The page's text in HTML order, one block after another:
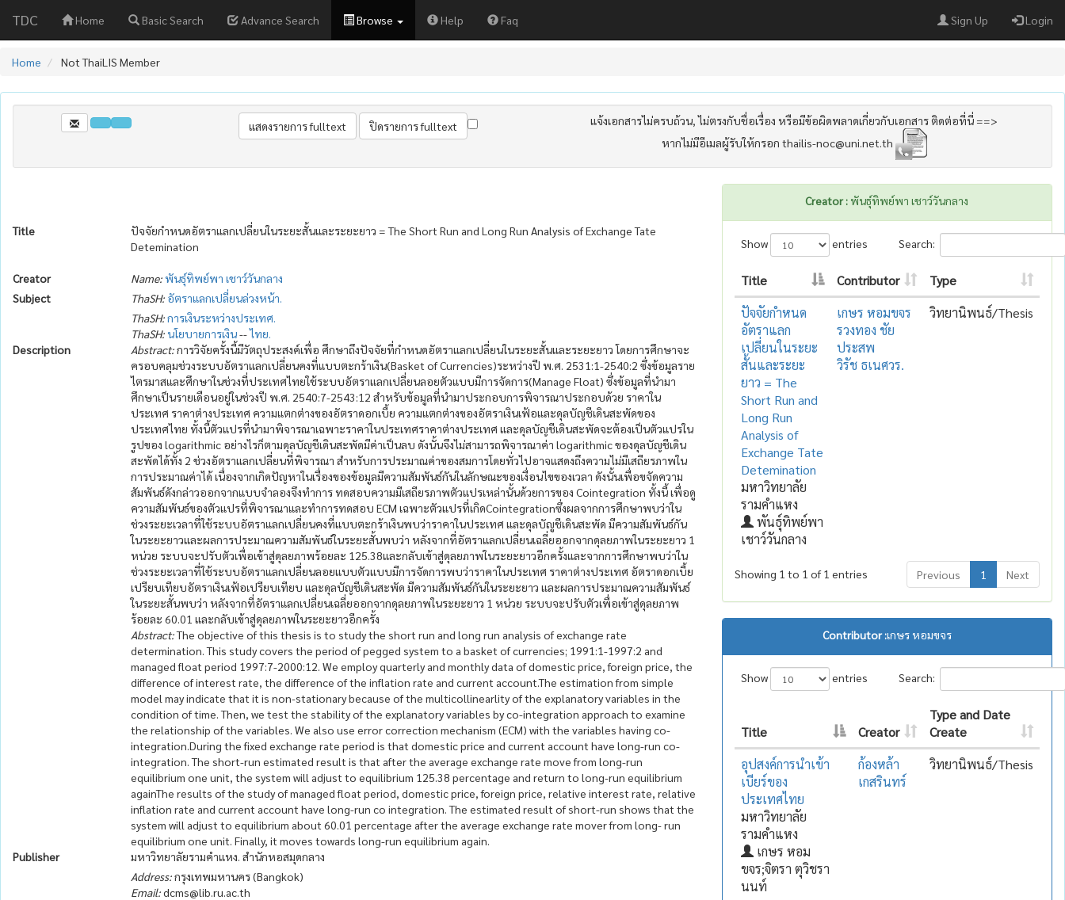
TDC Home Basic Search Advance Search Browse Help Faq Sign Up Login
Home Not ThaiLIS Member
แจ้งเอกสารไม่ครบถ้วน, ไม่ตรงกับชื่อเรื่อง หรือมีข้อผิดพลาดเกี่ยวกับเอกสาร ติดต่อที่นี่ ==>
หากไม่มีอีเมลผู้รับให้กรอก thailis-noc@uni.net.th
Title
ปัจจัยกำหนดอัตราแลกเปลี่ยนในระยะสั้นและระยะยาว = The Short Run and Long Run Analysis of Exchange Tate
Detemination
Creator Name:พันธุ์ทิพย์พา เชาว์วันกลาง
Subject
ThaSH: อัตราแลกเปลี่ยนล่วงหน้า.
ThaSH:การเงินระหว่างประเทศ.
ThaSH:นโยบายการเงิน--ไทย.
Description
Abstract:การวิจัยครั้งนี้มีวัตถุประสงค์เพื่อ ศึกษาถึงปัจจัยที่กำหนดอัตราแลกเปลี่ยนในระยะสั้นและระยะยาว โดยการศึกษาจะ
ครอบคลุมช่วงระบบอัตราแลกเปลี่ยนคงที่แบบตะกร้าเงิน(Basket of Currencies)ระหว่างปี พ.ศ. 2531:1-2540:2 ซึ่งข้อมูลราย
ไตรมาสและศึกษาในช่วงที่ประเทศไทยใช้ระบบอัตราแลกเปลี่ยนลอยตัวแบบมีการจัดการ(Manage Float) ซึ่งข้อมูลที่นำมา
ศึกษาเป็นรายเดือนอยู่ในช่วงปี พ.ศ. 2540:7-2543:12 สำหรับข้อมูลที่นำมาประกอบการพิจารณาประกอบด้วย ราคาใน
ประเทศ ราคาต่างประเทศ ความแตกต่างของอัตราดอกเบี้ย ความแตกต่างของอัตราเงินเฟ้อและดุลบัญชีเดินสะพัดของ
ประเทศไทย ทั้งนี้ตัวแปรที่นำมาพิจารณาเฉพาะราคาในประเทศราคาต่างประเทศ และดุลบัญชีเดินสะพัดจะต้องเป็นตัวแปรใน
รูปของ logarithmic อย่างไรก็ตามดุลบัญชีเดินสะพัดมีค่าเป็นลบ ดังนั้นจึงไม่สามารถพิจารณาค่า logarithmic ของดุลบัญชีเดิน
สะพัดได้ทั้ง 2 ช่วงอัตราแลกเปลี่ยนที่พิจารณา สำหรับการประมาณค่าของสมการโดยทั่วไปอาจแสดงถึงความไม่มีเสถียรภาพใน
การประมาณค่าได้ เนื่องจากเกิดปัญหาในเรื่องของข้อมูลมีความสัมพันธ์กันในลักษณะของเงื่อนไขของเวลา ดังนั้นเพื่อขจัดความ
สัมพันธ์ดังกล่าวออกจากแบบจำลองจึงทำการ ทดสอบความมีเสถียรภาพตัวแปรเหล่านั้นด้วยการของ Cointegration ทั้งนี้ เพื่อดู
ความสัมพันธ์ของตัวแปรที่พิจารณาและทำการทดสอบ ECM เฉพาะตัวแปรที่เกิดCointegrationซึ่งผลจากการศึกษาพบว่าใน
ช่วงระยะเวลาที่ใช้ระบบอัตราแลกเปลี่ยนคงที่แบบตะกร้าเงินพบว่าราคาในประเทศ และดุลบัญูชีเดินสะพัด มีความสัมพันธ์กัน
ในระยะยาวและผลการประมาณความสัมพันธ์ในระยะสั้นพบว่า หลังจากที่อัตราแลกเปลี่ยนเฉลี่ยออกจากดุลยภาพในระยะยาว 1
หน่วย ระบบจะปรับตัวเพื่อเข้าสู่ดุลยภาพร้อยละ 125.38และกลับเข้าสู่ดุลยภาพในระยะยาวอีกครั้งและจากการศึกษาพบว่าใน
ช่วงระยะเวลาที่ใช้ระบบอัตราแลกเปลี่ยนลอยแบบตัวแบบมีการจัดการพบว่าราคาในประเทศ ราคาต่างประเทศ อัตราดอกเบี้ย
เปรียบเทียบอัตราเงินเฟ้อเปรียบเทียบ และดุลบัญชีเดินสะพัด มีความสัมพันธ์กันในระยะยาว และผลการประมาณความสัมพันธ์
ในระยะสั้นพบว่า หลังจากที่อัตราแลกเปลี่ยนเฉลี่ยออกจากดุลยภาพในระยะยาว 1 หน่วย ระบบจะปรับตัวเพื่อเข้าสู่ดุลยภาพ
ร้อยละ 60.01 และกลับเข้าสู่ดุลยภาพในระยะยาวอีกครั้ง
Abstract:The objective of this thesis is to study the short run and long run analysis of exchange rate
determination. This study covers the period of pegged system to a basket of currencies; 1991:1-1997:2 and
managed float period 1997:7-2000:12. We employ quarterly and monthly data of domestic price, foreign price, the
difference of interest rate, the difference of the inflation rate and current account.The estimation from simple
model may indicate that it is non-stationary because of the multicollinearlity of the explanatory variables in the
condition of time. Then, we test the stability of the explanatory variables by co-integration approach to examine
the relationship of the variables. We also use error correction mechanism (ECM) with the variables having co-
integration.During the fixed exchange rate period is that domestic price and current account have long-run co-
integration. The short-run estimated result is that after the average exchange rate move from long-run
equilibrium one unit, the system will adjust to equilibrium 125.38 percentage and return to long-run equilibrium
againThe results of the study of managed float period, domestic price, foreign price, relative interest rate, relative
inflation rate and current account have long-run co integration. The estimated result of short-run shows that the
system will adjust to equilibrium about 60.01 percentage after the average exchange rate mover from long- run
equilibrium one unit. Finally, it moves towards long-run equilibrium again.
Publisher
มหาวิทยาลัยรามคำแหง. สำนักหอสมุดกลาง
Address:กรุงเทพมหานคร (Bangkok)
Email:dcms@lib.ru.ac.th
Creator : พันธุ์ทิพย์พา เชาว์วันกลาง
Show entries Search:
Title Contributor
Type
ปัจจัยกำหนด
อัตราแลก
เปลี่ยนในระยะ
สั้นและระยะ
ยาว = The
Short Run and
Long Run
Analysis of
Exchange Tate
Detemination
มหาวิทยาลัย
รามคำแหง
พันธุ์ทิพย์พา
เชาว์วันกลาง
เกษร หอมขจร
รวงทอง ชัย
ประสพ
วิรัช ธเนศวร.
วิทยานิพนธ์/Thesis
Showing 1 to 1 of 1 entries Previous 1 Next
Contributor :เกษร หอมขจร
Show entries Search:
Title Creator
Type and Date
Create
อุปสงค์การนำเข้า
เบียร์ของ
ประเทศไทย
มหาวิทยาลัย
รามคำแหง
เกษร หอม
ขจร;จิตรา ตุวิชรา
นนท์
ก้องหล้า
เกสรินทร์
วิทยานิพนธ์/Thesis